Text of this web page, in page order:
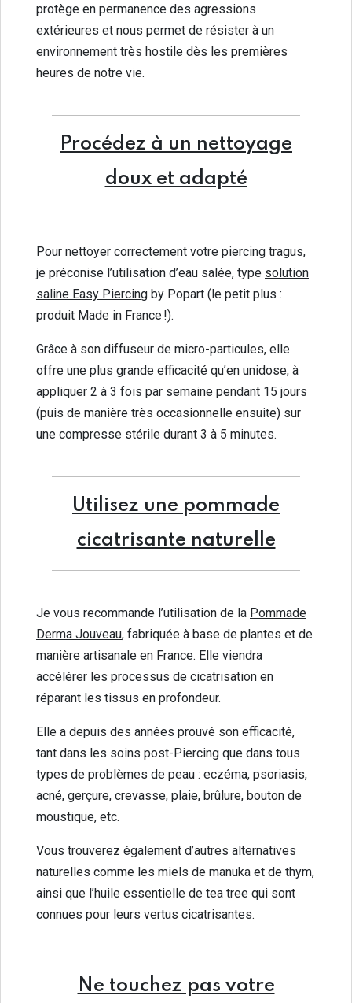
protège en permanence des agressions
extérieures et nous permet de résister à un
environnement très hostile dès les premières
heures de notre vie.
Procédez à un nettoyage
doux et adapté
Pour nettoyer correctement votre piercing tragus,
je préconise l’utilisation d’eau salée, type solution
saline Easy Piercing by Popart (le petit plus :
produit Made in France !).
Grâce à son diffuseur de micro-particules, elle
offre une plus grande efficacité qu’en unidose, à
appliquer 2 à 3 fois par semaine pendant 15 jours
(puis de manière très occasionnelle ensuite) sur
une compresse stérile durant 3 à 5 minutes.
Utilisez une pommade
cicatrisante naturelle
Je vous recommande l’utilisation de la Pommade
Derma Jouveau, fabriquée à base de plantes et de
manière artisanale en France. Elle viendra
accélérer les processus de cicatrisation en
réparant les tissus en profondeur.
Elle a depuis des années prouvé son efficacité,
tant dans les soins post-Piercing que dans tous
types de problèmes de peau : eczéma, psoriasis,
acné, gerçure, crevasse, plaie, brûlure, bouton de
moustique, etc.
Vous trouverez également d’autres alternatives
naturelles comme les miels de manuka et de thym,
ainsi que l’huile essentielle de tea tree qui sont
connues pour leurs vertus cicatrisantes.
Ne touchez pas votre